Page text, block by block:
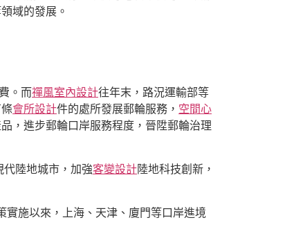
域的發展。
。而禪風室內設計往年末，路況運輸部等
會所設計件的處所發展郵輪服務， 空間心
，進步郵輪口岸服務程度，晉陞郵輪治理
陸地城市，加強客變設計陸地科技創新，
施以來，上海、天津、廈門等口岸進境